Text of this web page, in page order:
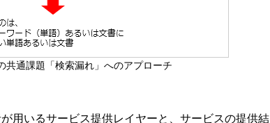
共通課題「検索漏れ」へのアプローチ
用いるサービス提供レイヤーと、サービスの提供結